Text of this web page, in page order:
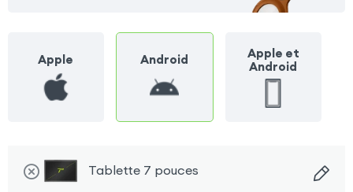
Apple Android
Apple et
Android
Tablette 7 pouces